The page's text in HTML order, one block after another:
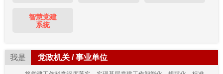
智慧党建
系统
我是 党政机关 / 事业单位